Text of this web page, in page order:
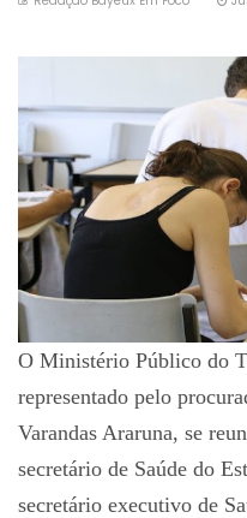
O Ministério Público do
representado pelo
Varandas Araruna, se
secretário de Saúde do
secretário executivo de